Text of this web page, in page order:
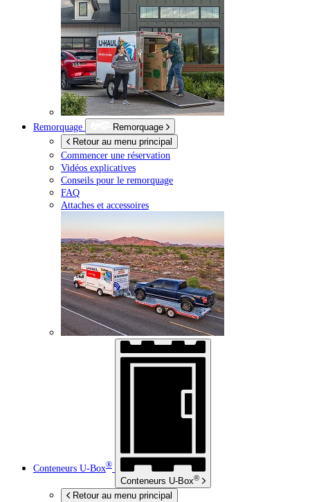
Remorquage
Remorquage
Retour au menu principal
Commencer une réservation
Vidéos explicatives
Conseils pour le remorquage
FAQ
Attaches et accessoires
Conteneurs U-Box®
Conteneurs U-Box®
Retour au menu principal